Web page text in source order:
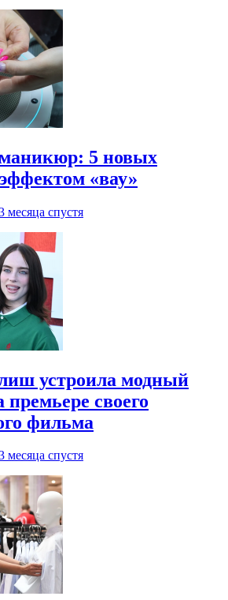
5 новых
«вау»
месяца спустя
устроила модный
своего
фильма
месяца спустя